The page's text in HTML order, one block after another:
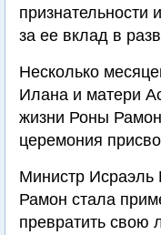
признательности
за ее вклад в
Несколько
Илана и матери
жизни Роны
церемония
Министр Исраэль
Рамон стала
превратить свою